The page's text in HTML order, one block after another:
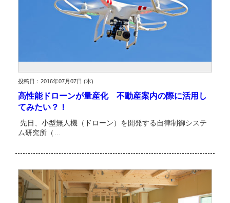
投稿日：2016年07月07日 (木)
高性能ドローンが量産化 不動産案内の際に活用し
てみたい？！
先日、小型無人機（ドローン）を開発する自律制御システ
ム研究所（…